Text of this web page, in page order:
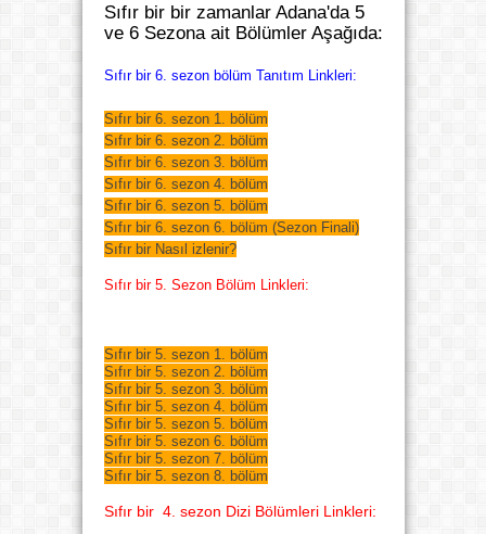
Sıfır bir bir zamanlar Adana'da 5
ve 6 Sezona ait Bölümler Aşağıda:
Sıfır bir 6. sezon bölüm Tanıtım Linkleri:
Sıfır bir 6. sezon 1. bölüm
Sıfır bir 6. sezon 2. bölüm
Sıfır bir 6. sezon 3. bölüm
Sıfır bir 6. sezon 4. bölüm
Sıfır bir 6. sezon 5. bölüm
Sıfır bir 6. sezon 6. bölüm (Sezon Finali)
Sıfır bir Nasıl izlenir?
Sıfır bir 5. Sezon Bölüm Linkleri:
Sıfır bir 5. sezon 1. bölüm
Sıfır bir 5. sezon 2. bölüm
Sıfır bir 5. sezon 3. bölüm
Sıfır bir 5. sezon 4. bölüm
Sıfır bir 5. sezon 5. bölüm
Sıfır bir 5. sezon 6. bölüm
Sıfır bir 5. sezon 7. bölüm
Sıfır bir 5. sezon 8. bölüm
Sıfır bir 4. sezon Dizi Bölümleri Linkleri: